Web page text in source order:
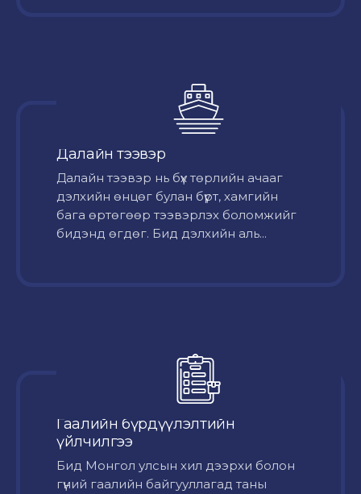
Далайн тээвэр
Далайн тээвэр нь бүх төрлийн ачааг
дэлхийн өнцөг булан бүрт, хамгийн
бага өртөгөөр тээвэрлэх боломжийг
бидэнд өгдөг. Бид дэлхийн аль...
Гаалийн бүрдүүлэлтийн
үйлчилгээ
Бид Монгол улсын хил дээрхи болон
гүний гаалийн байгууллагад таны